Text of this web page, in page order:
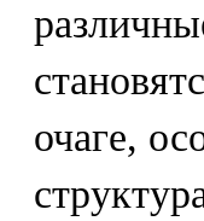
очаге,